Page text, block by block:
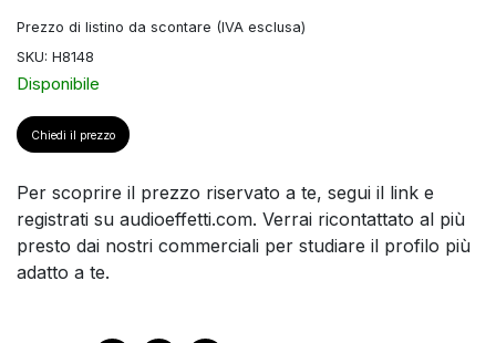
Prezzo di listino da scontare (IVA esclusa)
SKU: H8148
Disponibile
Chiedi il prezzo
Per scoprire il prezzo riservato a te, segui il link e
registrati su audioeffetti.com. Verrai ricontattato al più
presto dai nostri commerciali per studiare il profilo più
adatto a te.